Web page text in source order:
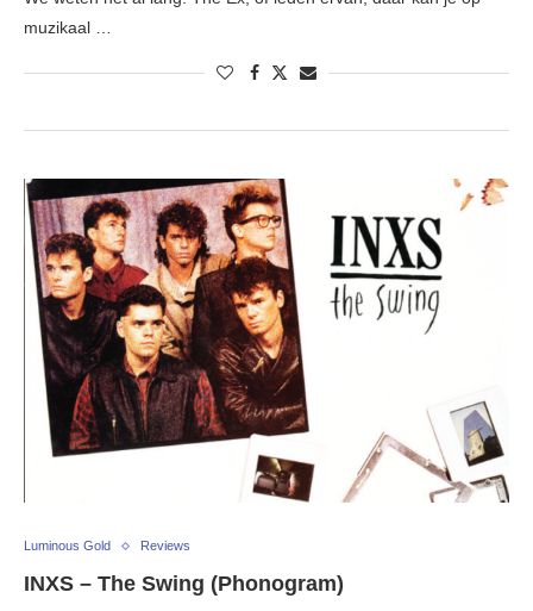
muzikaal …
Luminous Gold Reviews
INXS – The Swing (Phonogram)